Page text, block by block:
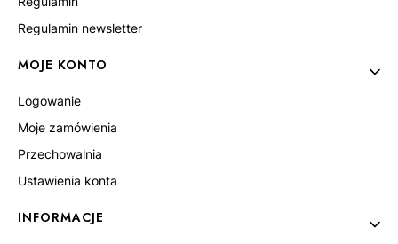
Regulamin newsletter
MOJE KONTO
Logowanie
Moje zamówienia
Przechowalnia
Ustawienia konta
INFORMACJE